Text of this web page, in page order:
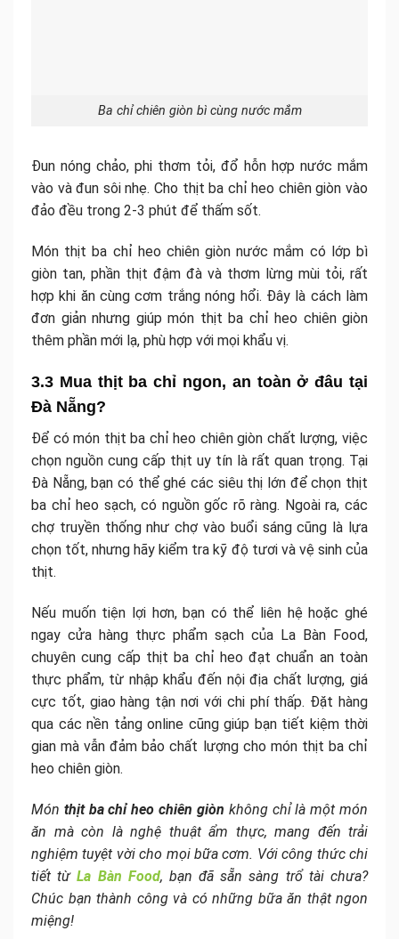
Ba chỉ chiên giòn bì cùng nước mắm
Đun nóng chảo, phi thơm tỏi, đổ hỗn hợp nước mắm
vào và đun sôi nhẹ. Cho thịt ba chỉ heo chiên giòn vào
đảo đều trong 2-3 phút để thấm sốt.
Món thịt ba chỉ heo chiên giòn nước mắm có lớp bì
giòn tan, phần thịt đậm đà và thơm lừng mùi tỏi, rất
hợp khi ăn cùng cơm trắng nóng hổi. Đây là cách làm
đơn giản nhưng giúp món thịt ba chỉ heo chiên giòn
thêm phần mới lạ, phù hợp với mọi khẩu vị.
3.3 Mua thịt ba chỉ ngon, an toàn ở đâu tại
Đà Nẵng?
Để có món thịt ba chỉ heo chiên giòn chất lượng, việc
chọn nguồn cung cấp thịt uy tín là rất quan trọng. Tại
Đà Nẵng, bạn có thể ghé các siêu thị lớn để chọn thịt
ba chỉ heo sạch, có nguồn gốc rõ ràng. Ngoài ra, các
chợ truyền thống như chợ vào buổi sáng cũng là lựa
chọn tốt, nhưng hãy kiểm tra kỹ độ tươi và vệ sinh của
thịt.
Nếu muốn tiện lợi hơn, bạn có thể liên hệ hoặc ghé
ngay cửa hàng thực phẩm sạch của La Bàn Food,
chuyên cung cấp thịt ba chỉ heo đạt chuẩn an toàn
thực phẩm, từ nhập khẩu đến nội địa chất lượng, giá
cực tốt, giao hàng tận nơi với chi phí thấp. Đặt hàng
qua các nền tảng online cũng giúp bạn tiết kiệm thời
gian mà vẫn đảm bảo chất lượng cho món thịt ba chỉ
heo chiên giòn.
Món thịt ba chỉ heo chiên giòn không chỉ là một món
ăn mà còn là nghệ thuật ẩm thực, mang đến trải
nghiệm tuyệt vời cho mọi bữa cơm. Với công thức chi
tiết từLa Bàn Food, bạn đã sẵn sàng trổ tài chưa?
Chúc bạn thành công và có những bữa ăn thật ngon
miệng!